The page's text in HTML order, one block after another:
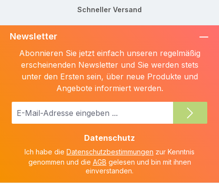
Schneller Versand
Newsletter
Abonnieren Sie jetzt einfach unseren regelmäßig
erscheinenden Newsletter und Sie werden stets
unter den Ersten sein, über neue Produkte und
Angebote informiert werden.
E-
Datenschutz
Ich habe die Datenschutzbestimmungen zur Kenntnis
genommen und die AGB gelesen und bin mit ihnen
einverstanden.